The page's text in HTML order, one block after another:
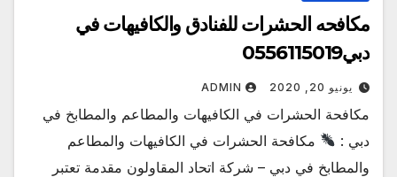
مكافحه الحشرات للفنادق والكافيهات في
دبي0556115019
يونيو 20, 2020 ADMIN
مكافحة الحشرات في الكافيهات والمطاعم والمطابخ في
دبي :
مكافحة الحشرات في الكافيهات والمطاعم
والمطابخ في دبي – شركة اتحاد المقاولون مقدمة تعتبر